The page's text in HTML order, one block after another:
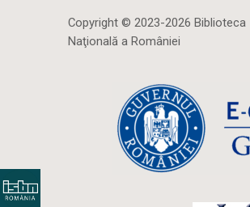
Copyright © 2023-2026 Biblioteca
Naţională a României